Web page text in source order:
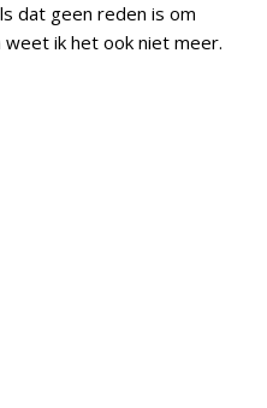
dat geen reden is om
ik het ook niet meer.